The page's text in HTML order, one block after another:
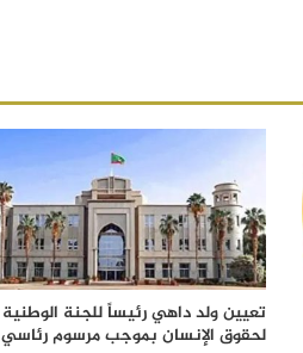
تعيين ولد داهي رئيساً للجنة الوطنية
لحقوق الإنسان بموجب مرسوم رئاسي